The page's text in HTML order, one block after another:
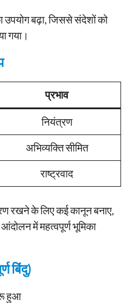
उपयोग बढ़ा, जिससे संदेशों को
गया।
प्रभाव
नियंत्रण
अभिव्यक्ति सीमित
राष्ट्रवाद
रखने के लिए कई कानून बनाए,
में महत्वपूर्ण भूमिका
बिंदु)
हुआ